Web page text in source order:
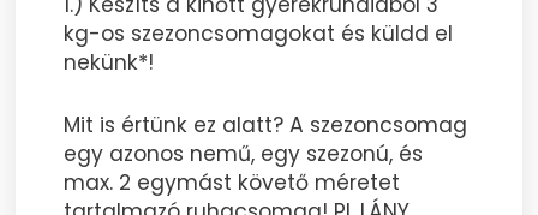
kg-os szezoncsomagokat és küldd el
nekünk*!
Mit is értünk ez alatt? A szezoncsomag
egy azonos nemű, egy szezonú, és
max. 2 egymást követő méretet